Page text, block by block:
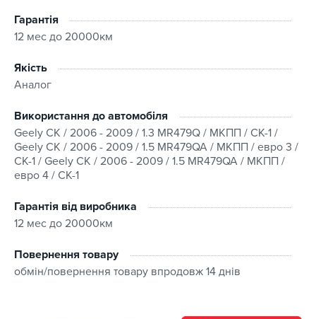
Гарантія
12 мес до 20000км
Якість
Аналог
Використання до автомобіля
Geely CK / 2006 - 2009 / 1.3 MR479Q / МКПП / CK-1 /
Geely CK / 2006 - 2009 / 1.5 MR479QA / МКПП / евро 3 /
CK-1 / Geely CK / 2006 - 2009 / 1.5 MR479QA / МКПП /
евро 4 / CK-1
Гарантія від виробника
12 мес до 20000км
Повернення товару
обмін/повернення товару впродовж 14 днів